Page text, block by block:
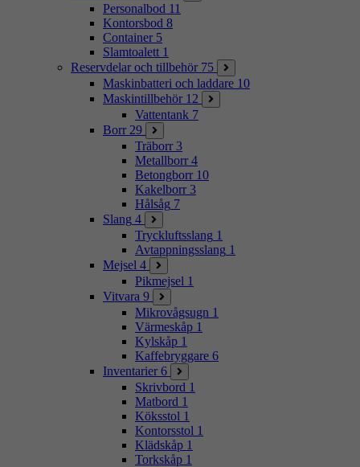
Personalbod 11
Kontorsbod 8
Container 5
Slamtoalett 1
Reservdelar och tillbehör 75
Maskinbatteri och laddare 10
Maskintillbehör 12
Vattentank 7
Borr 29
Träborr 3
Metallborr 4
Betongborr 10
Kakelborr 3
Hålsåg 7
Slang 4
Tryckluftsslang 1
Avtappningsslang 1
Mejsel 4
Pikmejsel 1
Vitvara 9
Mikrovågsugn 1
Värmeskåp 1
Kylskåp 1
Kaffebryggare 6
Inventarier 6
Skrivbord 1
Matbord 1
Köksstol 1
Kontorsstol 1
Klädskåp 1
Torkskåp 1